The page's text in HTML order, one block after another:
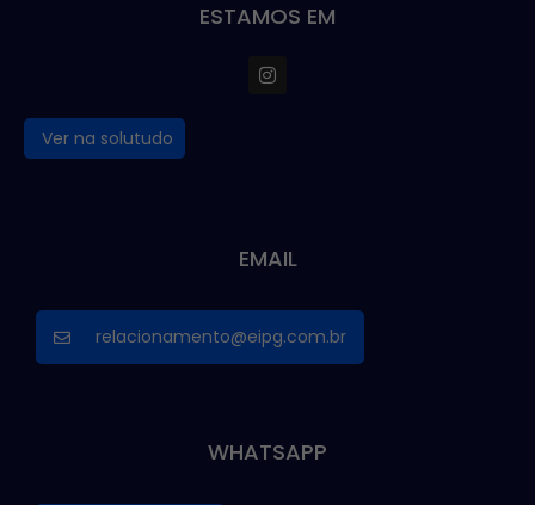
ESTAMOS EM
Ver na solutudo
EMAIL
relacionamento@eipg.com.br
WHATSAPP